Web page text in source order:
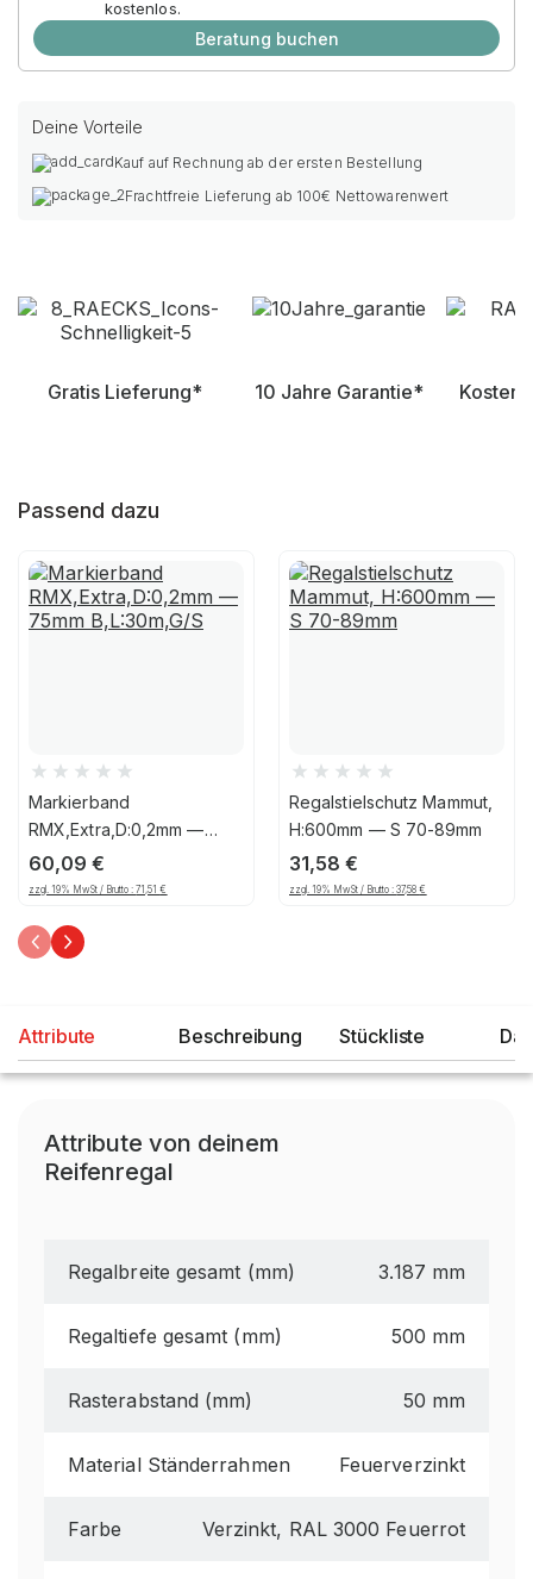
kostenlos.
Beratung buchen
Deine Vorteile
Kauf auf Rechnung ab der ersten Bestellung
Frachtfreie Lieferung ab 100€ Nettowarenwert
Gratis Lieferung* 10 Jahre Garantie*
Passend dazu
Markierband
RMX,Extra,D:0,2mm —
75mm B,L:30m,G/S
60,09€
zzgl. 19% MwSt / Brutto :71,51€
Regalstielschutz Mammut,
H:600mm — S 70-89mm
31,58€
zzgl. 19% MwSt / Brutto :37,58€
Attribute Beschreibung Stückliste
Attribute von deinem
Reifenregal
Regalbreite gesamt (mm) 3.187 mm
Regaltiefe gesamt (mm) 500 mm
Rasterabstand (mm) 50 mm
Material Ständerrahmen Feuerverzinkt
Farbe Verzinkt, RAL 3000 Feuerrot